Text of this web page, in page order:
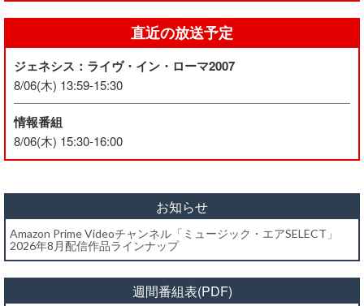
直近の放送予定
ジェネシス：ライヴ・イン・ローマ2007
8/06(木) 13:59-15:30
情報番組
8/06(木) 15:30-16:00
お知らせ
Amazon Prime Videoチャンネル「ミュージック・エアSELECT」
2026年8月配信作品ラインナップ
週間番組表(PDF)